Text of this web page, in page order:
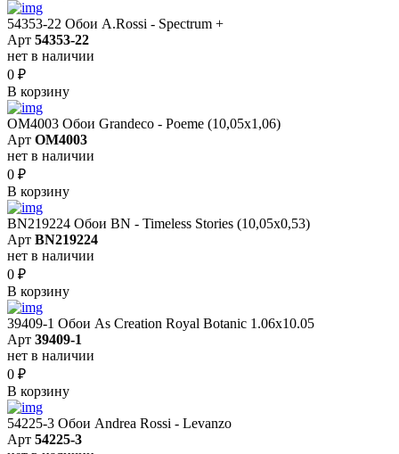
54353-22 Обои A.Rossi - Spectrum +
Арт 54353-22
нет в наличии
0 ₽
В корзину
OM4003 Обои Grandeco - Poeme (10,05х1,06)
Арт OM4003
нет в наличии
0 ₽
В корзину
BN219224 Обои BN - Timeless Stories (10,05x0,53)
Арт BN219224
нет в наличии
0 ₽
В корзину
39409-1 Обои As Creation Royal Botanic 1.06x10.05
Арт 39409-1
нет в наличии
0 ₽
В корзину
54225-3 Обои Andrea Rossi - Levanzo
Арт 54225-3